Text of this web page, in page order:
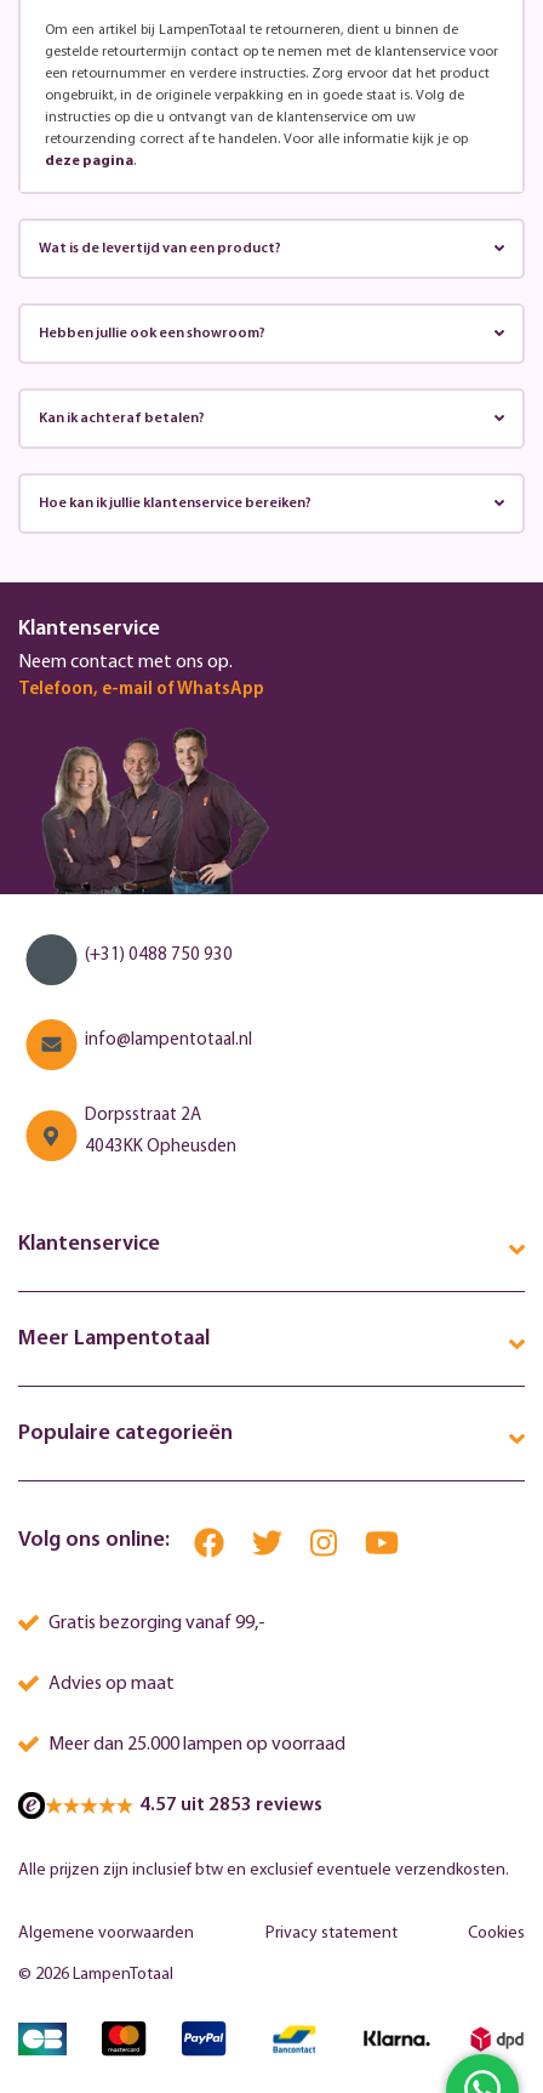
Om een artikel bij LampenTotaal te retourneren, dient u binnen de
gestelde retourtermijn contact op te nemen met de klantenservice voor
een retournummer en verdere instructies. Zorg ervoor dat het product
ongebruikt, in de originele verpakking en in goede staat is. Volg de
instructies op die u ontvangt van de klantenservice om uw
retourzending correct af te handelen. Voor alle informatie kijk je op
deze pagina.
Wat is de levertijd van een product?
Hebben jullie ook een showroom?
Kan ik achteraf betalen?
Hoe kan ik jullie klantenservice bereiken?
Klantenservice
Neem contact met ons op.
Telefoon, e-mail of WhatsApp
(+31) 0488 750 930
info@lampentotaal.nl
Dorpsstraat 2A
4043KK Opheusden
Klantenservice
Meer Lampentotaal
Populaire categorieën
Volg ons online:
Gratis bezorging vanaf 99,-
Advies op maat
Meer dan 25.000 lampen op voorraad
4.57 uit 2853 reviews
Alle prijzen zijn inclusief btw en exclusief eventuele verzendkosten.
© 2026 LampenTotaal
Algemene voorwaarden Privacy statement Cookies